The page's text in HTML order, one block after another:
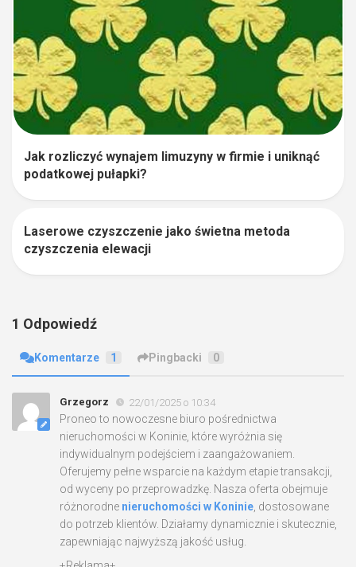
Jak rozliczyć wynajem limuzyny w firmie i uniknąć
podatkowej pułapki?
Laserowe czyszczenie jako świetna metoda
czyszczenia elewacji
1 Odpowiedź
Komentarze 1 Pingbacki 0
Grzegorz 22/01/2025 o 10:34
Proneo to nowoczesne biuro pośrednictwa
nieruchomości w Koninie, które wyróżnia się
indywidualnym podejściem i zaangażowaniem.
Oferujemy pełne wsparcie na każdym etapie transakcji,
od wyceny po przeprowadzkę. Nasza oferta obejmuje
różnorodne nieruchomości w Koninie, dostosowane
do potrzeb klientów. Działamy dynamicznie i skutecznie,
zapewniając najwyższą jakość usług.